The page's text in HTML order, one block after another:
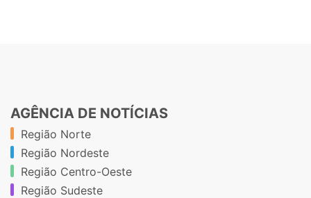
AGÊNCIA DE NOTÍCIAS
Região Norte
Região Nordeste
Região Centro-Oeste
Região Sudeste